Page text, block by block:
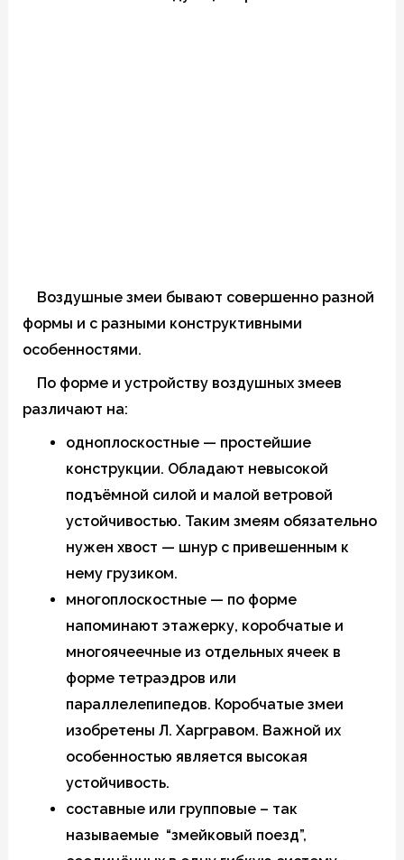
Воздушные змеи бывают совершенно разной
формы и с разными конструктивными
особенностями.
По форме и устройству воздушных змеев
различают на:
одноплоскостные — простейшие
конструкции. Обладают невысокой
подъёмной силой и малой ветровой
устойчивостью. Таким змеям обязательно
нужен хвост — шнур с привешенным к
нему грузиком.
многоплоскостные — по форме
напоминают этажерку, коробчатые и
многоячеечные из отдельных ячеек в
форме тетраэдров или
параллелепипедов. Коробчатые змеи
изобретены Л. Харгравом. Важной их
особенностью является высокая
устойчивость.
составные или групповые – так
называемые “змейковый поезд”,